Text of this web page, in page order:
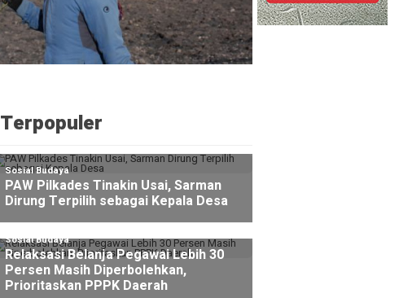
Terpopuler
Sosial Budaya
PAW Pilkades Tinakin Usai, Sarman
Dirung Terpilih sebagai Kepala Desa
Sosial Budaya
Relaksasi Belanja Pegawai Lebih 30
Persen Masih Diperbolehkan,
Prioritaskan PPPK Daerah